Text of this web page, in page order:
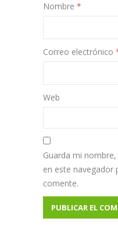
Nombre *
Correo electrónico
Web
Guarda mi
en este navegador
comente.